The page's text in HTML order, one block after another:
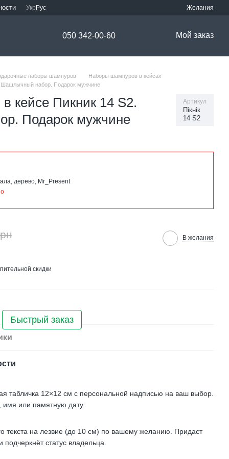
Укр Рус Желания
050 342-00-60 Мой заказ
наборы шампуров
Наборы шампуров в кейсах
Шашлычный набор. Подарок мужчине
кейсе Пикник 14 S2.
Подарок мужчине
Артикул
Пікнік
14 S2
дерево, Mr_Present
В желания
скидки
Быстрый заказ
табличка 12×12 см с персональной надписью на ваш выбор.
имя или памятную дату.
текста на лезвие (до 10 см) по вашему желанию. Придаст
статус владельца.